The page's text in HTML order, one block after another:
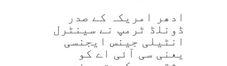
ادھر امریکہ کے صدر
ڈونلڈ ٹرمپ نے سینٹرل
انٹیلی جینس ایجنسی
یعنی سی آئی اے کو